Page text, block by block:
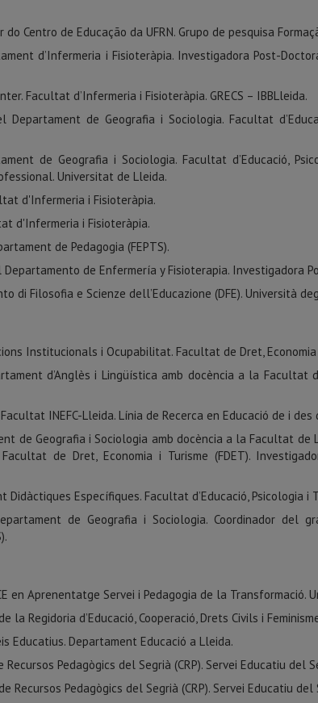
Centro de Educação da UFRN. Grupo de pesquisa
d’Infermeria i Fisioteràpia. Investigadora Post-
Facultat d’Infermeria i Fisioteràpia. GRECS – IBBLleida.
Departament de Geografia i Sociologia. Facultat
de Geografia i Sociologia. Facultat d’Educació,
Universitat de Lleida.
d'Infermeria i Fisioteràpia.
d'Infermeria i Fisioteràpia.
de Pedagogia (FEPTS).
Departamento de Enfermería y Fisioterapia. Investigadora
di Filosofia e Scienze dell’Educazione (DFE). Università
Institucionals i Ocupabilitat. Facultat de Dret, Economia
d’Anglès i Lingüística amb docència a la Facultat
INEFC-Lleida. Línia de Recerca en Educació de i
de Geografia i Sociologia amb docència a la Facultat de
de Dret, Economia i Turisme (FDET).
Didàctiques Específiques. Facultat d’Educació, Psicologia i
de Geografia i Sociologia. Coordinador del
en Aprenentatge Servei i Pedagogia de la Transformació.
la Regidoria d’Educació, Cooperació, Drets Civils i
Educatius. Departament Educació a Lleida.
Pedagògics del Segrià (CRP). Servei Educatiu del
Recursos Pedagògics del Segrià (CRP). Servei Educatiu del